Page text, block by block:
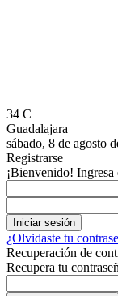
34 C
Guadalajara
sábado, 8 de agosto
Registrarse
¡Bienvenido! Ingresa
¿Olvidaste tu
Recuperación de
Recupera tu